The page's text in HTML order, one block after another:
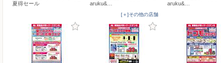
夏得セール
aruku&…
[＋]その他の店舗
aruku&…